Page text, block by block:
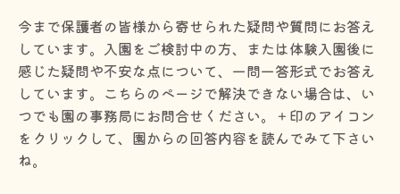
今まで保護者の皆様から寄せられた疑問や質問にお答え
しています。入園をご検討中の方、または体験入園後に
感じた疑問や不安な点について、一問一答形式でお答え
しています。こちらのページで解決できない場合は、い
つでも園の事務局にお問合せください。＋印のアイコン
をクリックして、園からの回答内容を読んでみて下さい
ね。